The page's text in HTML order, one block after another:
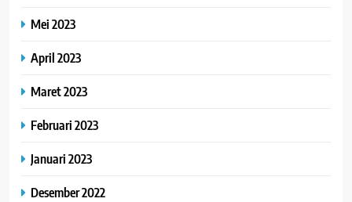
Mei 2023
April 2023
Maret 2023
Februari 2023
Januari 2023
Desember 2022